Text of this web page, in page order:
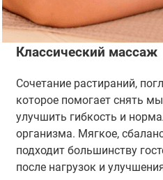
Классический массаж
Сочетание растираний,
которое помогает снять
улучшить гибкость и
организма. Мягкое,
подходит большинству
после нагрузок и